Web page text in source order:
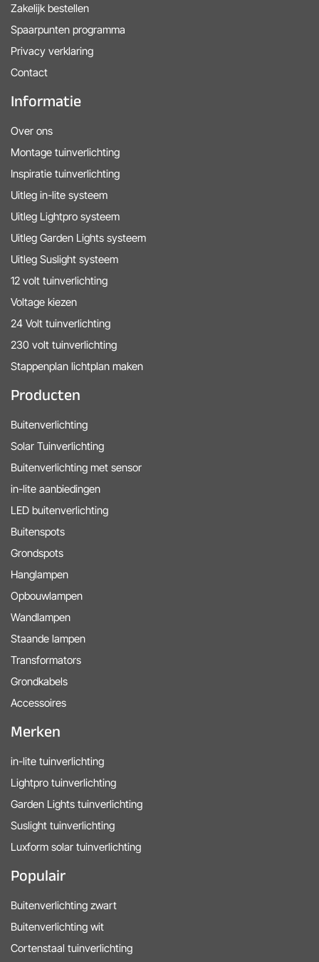
Zakelijk bestellen
Spaarpunten programma
Privacy verklaring
Contact
Informatie
Over ons
Montage tuinverlichting
Inspiratie tuinverlichting
Uitleg in-lite systeem
Uitleg Lightpro systeem
Uitleg Garden Lights systeem
Uitleg Suslight systeem
12 volt tuinverlichting
Voltage kiezen
24 Volt tuinverlichting
230 volt tuinverlichting
Stappenplan lichtplan maken
Producten
Buitenverlichting
Solar Tuinverlichting
Buitenverlichting met sensor
in-lite aanbiedingen
LED buitenverlichting
Buitenspots
Grondspots
Hanglampen
Opbouwlampen
Wandlampen
Staande lampen
Transformators
Grondkabels
Accessoires
Merken
in-lite tuinverlichting
Lightpro tuinverlichting
Garden Lights tuinverlichting
Suslight tuinverlichting
Luxform solar tuinverlichting
Populair
Buitenverlichting zwart
Buitenverlichting wit
Cortenstaal tuinverlichting